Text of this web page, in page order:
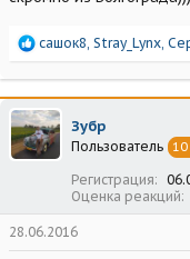
Р
а
к
ц
и
и
сашок8, Stray_Lynx,
Зубр
Пользователь
Регистрация
Оценка реакций
28.06.2016